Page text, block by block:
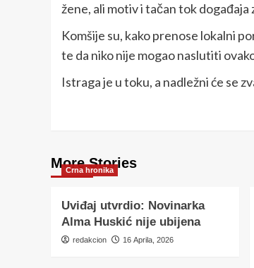
žene, ali motiv i tačan tok događaja
Komšije su, kako prenose lokalni
te da niko nije mogao naslutiti
Istraga je u toku, a nadležni će se
More Stories
Crna hronika
Uviđaj utvrdio: Novinarka
Alma Huskić nije ubijena
redakcion 16 Aprila, 2026